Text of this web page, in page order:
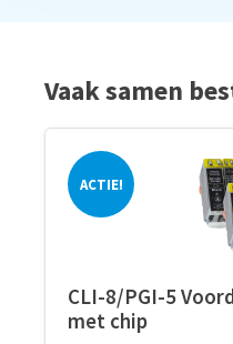
Vaak samen
ACTIE!
CLI-8/PGI-5
met chip